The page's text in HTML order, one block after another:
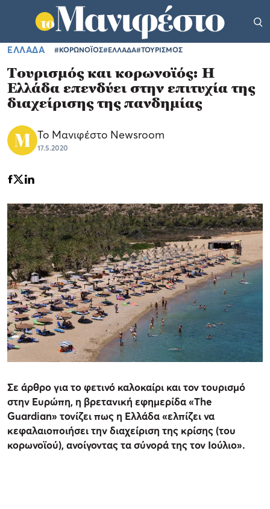
ΕΛΛΑΔΑ #ΚΟΡΩΝΟΪΟΣ#ΕΛΛΑΔΑ#ΤΟΥΡΙΣΜΟΣ
Τουρισμός και κορωνοϊός: Η
Ελλάδα επενδύει στην επιτυχία της
διαχείρισης της πανδημίας
Το Μανιφέστο Newsroom
17.5.2020
Σε άρθρο για το φετινό καλοκαίρι και τον τουρισμό
στην Ευρώπη, η βρετανική εφημερίδα «The
Guardian» τονίζει πως η Ελλάδα «ελπίζει να
κεφαλαιοποιήσει την διαχείριση της κρίσης (του
κορωνοϊού), ανοίγοντας τα σύνορά της τον Ιούλιο».